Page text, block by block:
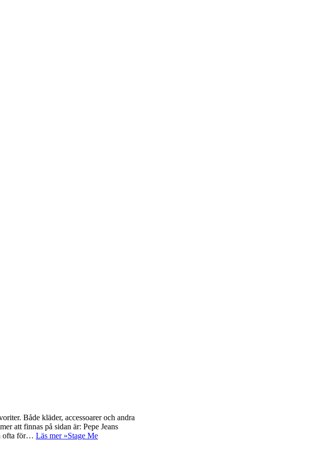
Både kläder, accessoarer och andra
att finnas på sidan är: Pepe Jeans
ofta för… Läs mer »Stage Me